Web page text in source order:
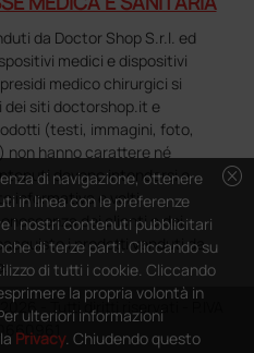
da Doctor Shop S.r.l. ed
medici e dispositivi
medico chirurgici si
siti doctorshop.it e
(testi, immagini, foto,
non hanno carattere né
devono intendersi e
informativa e volti
dei clienti e dei
i prodotti venduti da
- Tutti diritti riservati - P.IVA
cancel
di navigazione, ottenere
in linea con le preferenze
i nostri contenuti pubblicitari
di terze parti. Cliccando su
di tutti i cookie. Cliccando
la propria volontà in
ulteriori informazioni
Privacy. Chiudendo questo